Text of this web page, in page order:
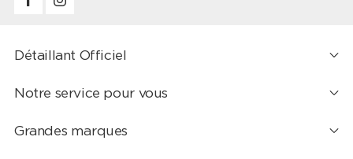
Détaillant Officiel
Notre service pour vous
Grandes marques